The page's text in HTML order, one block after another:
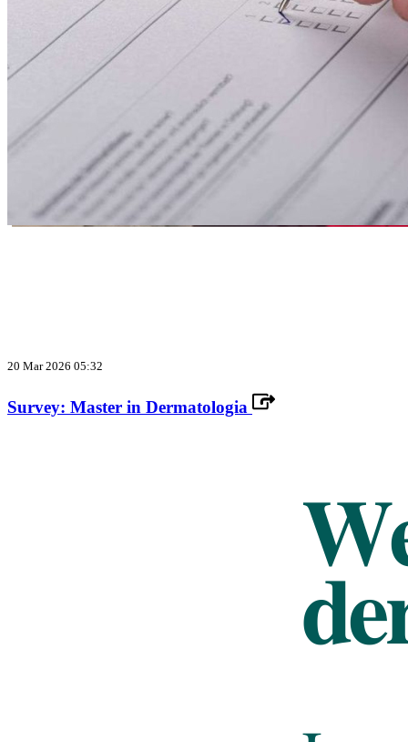
20 Mar 2026 05:32
Survey: Master in Dermatologia